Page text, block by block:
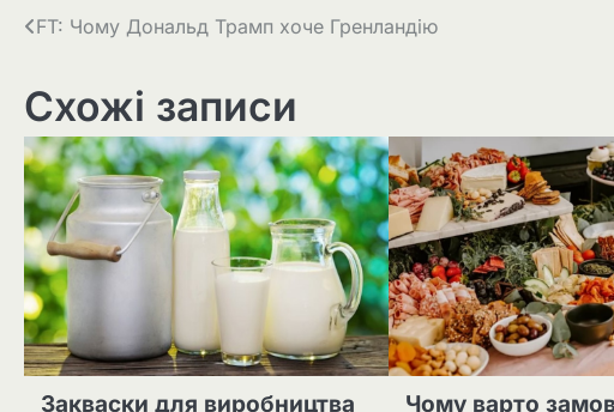
Навігація
FT: Чому Дональд Трамп хоче Гренландію
Схожі записи
Закваски для виробництва
Чому варто